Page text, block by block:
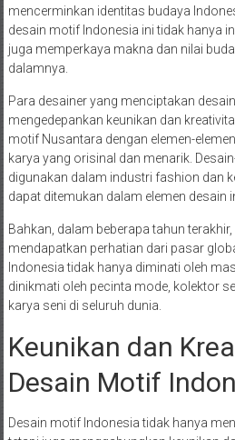
mencerminkan identitas budaya
desain motif Indonesia ini tidak hanya
juga memperkaya makna dan nilai
dalamnya.
Para desainer yang menciptakan
mengedepankan keunikan dan
motif Nusantara dengan elemen-
karya yang orisinal dan menarik.
digunakan dalam industri fashion dan
dapat ditemukan dalam elemen desain
Bahkan, dalam beberapa tahun
mendapatkan perhatian dari pasar
Indonesia tidak hanya diminati oleh
dinikmati oleh pecinta mode, kolektor
karya seni di seluruh dunia.
Keunikan dan
Desain Motif
Desain motif Indonesia tidak hanya